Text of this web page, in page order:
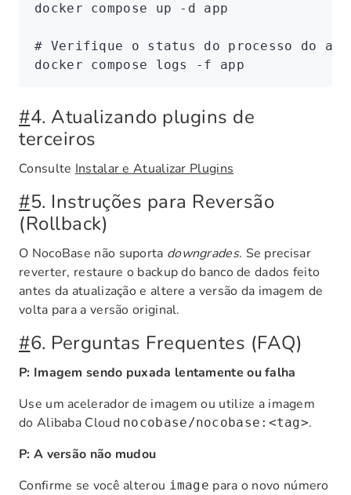
docker compose up -d app
# Verifique o status do processo do app
docker compose logs -f app
#4. Atualizando plugins de
terceiros
Consulte Instalar e Atualizar Plugins
#5. Instruções para Reversão
(Rollback)
O NocoBase não suporta downgrades. Se precisar
reverter, restaure o backup do banco de dados feito
antes da atualização e altere a versão da imagem de
volta para a versão original.
#6. Perguntas Frequentes (FAQ)
P: Imagem sendo puxada lentamente ou falha
Use um acelerador de imagem ou utilize a imagem
do Alibaba Cloud nocobase/nocobase:<tag>.
P: A versão não mudou
Confirme se você alterou image para o novo número